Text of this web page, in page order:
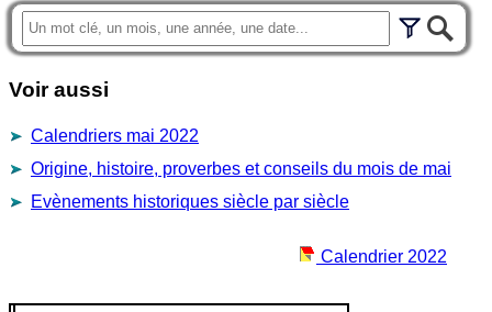
Voir aussi
Calendriers mai 2022
Origine, histoire, proverbes et conseils du mois de mai
Evènements historiques siècle par siècle
Calendrier 2022